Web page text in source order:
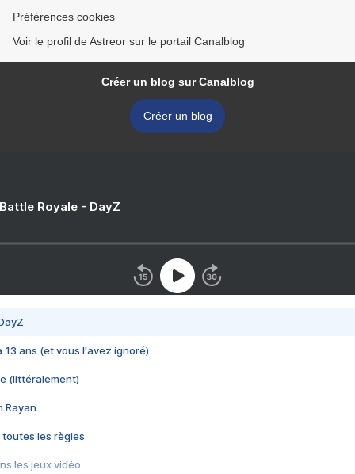
Préférences cookies
Voir le profil de Astreor sur le portail Canalblog
Créer un blog sur Canalblog
Créer un blog
Royale - DayZ
13 ans (et vous l'avez ignoré)
(littéralement)
Rayan
toutes les règles
les jeux vidéo